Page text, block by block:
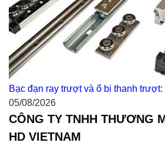
Bạc đạn ray trượt và ổ bi thanh
05/08/2026
CÔNG TY TNHH THƯƠNG
HD VIETNAM